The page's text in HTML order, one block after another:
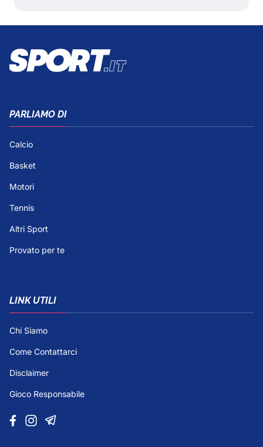
PARLIAMO DI
Calcio
Basket
Motori
Tennis
Altri Sport
Provato per te
LINK UTILI
Chi Siamo
Come Contattarci
Disclaimer
Gioco Responsabile